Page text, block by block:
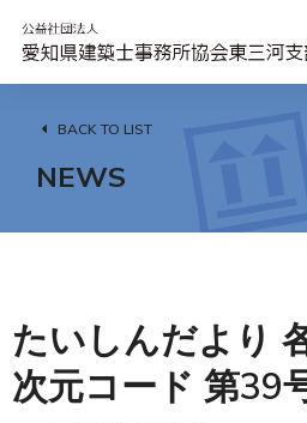
BACK TO LIST
NEWS
たいしんだより
次元コード 第39